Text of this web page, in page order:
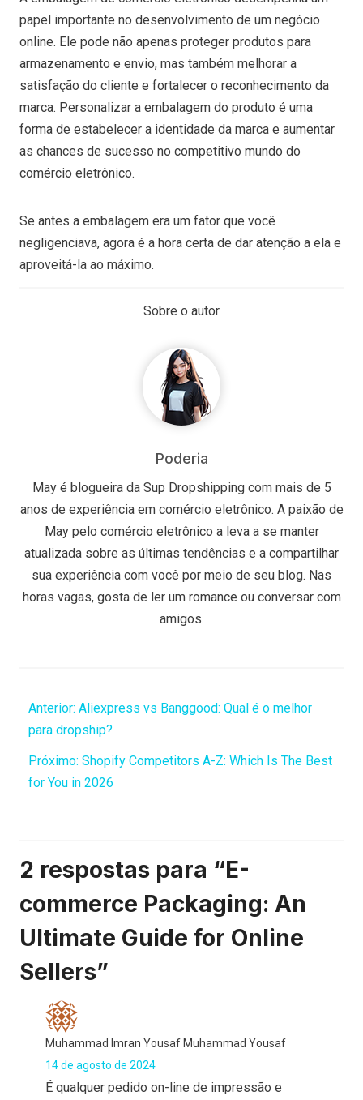
papel importante no desenvolvimento de um negócio
online. Ele pode não apenas proteger produtos para
armazenamento e envio, mas também melhorar a
satisfação do cliente e fortalecer o reconhecimento da
marca. Personalizar a embalagem do produto é uma
forma de estabelecer a identidade da marca e aumentar
as chances de sucesso no competitivo mundo do
comércio eletrônico.
Se antes a embalagem era um fator que você
negligenciava, agora é a hora certa de dar atenção a ela e
aproveitá-la ao máximo.
Sobre o autor
Poderia
May é blogueira da Sup Dropshipping com mais de 5
anos de experiência em comércio eletrônico. A paixão de
May pelo comércio eletrônico a leva a se manter
atualizada sobre as últimas tendências e a compartilhar
sua experiência com você por meio de seu blog. Nas
horas vagas, gosta de ler um romance ou conversar com
amigos.
Anterior: Aliexpress vs Banggood: Qual é o melhor
para dropship?
Próximo: Shopify Competitors A-Z: Which Is The Best
for You in 2026
2 respostas para “E-
commerce Packaging: An
Ultimate Guide for Online
Sellers”
Muhammad Imran Yousaf Muhammad Yousaf
14 de agosto de 2024
É qualquer pedido on-line de impressão e